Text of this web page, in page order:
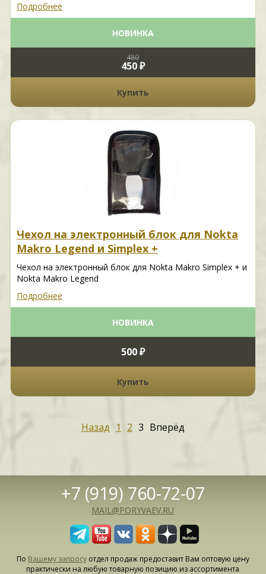
Подробнее
НОВИНКА
480
450 ₽
Купить
Чехол на электронный блок для Nokta
Makro Legend и Simplex +
Чехол на электронный блок для Nokta Makro Simplex + и
Nokta Makro Legend
Подробнее
НОВИНКА
500 ₽
Купить
Назад 1 2 3 Вперёд
+7 (919) 760-72-07
MAIL@PORYVAEV.RU
По Вашему запросуотдел продаж предоставит Вам оптовую цену
практически на любую товарную позицию из ассортимента